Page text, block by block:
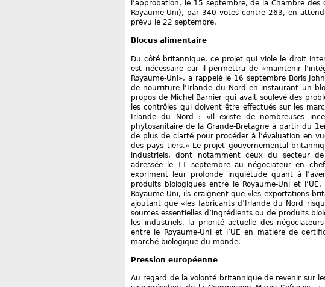
l’approbation, le 15 septembre, de la Chambre
Royaume-Uni), par 340 votes contre 263, en
prévu le 22 septembre.
Blocus alimentaire
Du côté britannique, ce projet qui viole le droit
est nécessaire car il permettra de «maintenir
Royaume-Uni», a rappelé le 16 septembre Boris
de nourriture l’Irlande du Nord en instaurant un
propos de Michel Barnier qui avait soulevé des
les contrôles qui doivent être effectués sur les
Irlande du Nord : «Il existe de nombreuses
phytosanitaire de la Grande-Bretagne à partir du
de plus de clarté pour procéder à l’évaluation en
des pays tiers.» Le projet gouvernemental
industriels, dont notamment ceux du secteur
adressée le 11 septembre au négociateur en
expriment leur profonde inquiétude quant à
produits biologiques entre le Royaume-Uni et
Royaume-Uni, ils craignent que «les exportations
ajoutant que «les fabricants d’Irlande du Nord
sources essentielles d’ingrédients ou de produits
les industriels, la priorité actuelle des
entre le Royaume-Uni et l’UE en matière de
marché biologique du monde.
Pression européenne
Au regard de la volonté britannique de revenir sur